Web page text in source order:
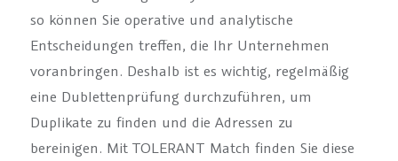
so können Sie operative und analytische
Entscheidungen treffen, die Ihr Unternehmen
voranbringen. Deshalb ist es wichtig, regelmäßig
eine Dublettenprüfung durchzuführen, um
Duplikate zu finden und die Adressen zu
bereinigen. Mit TOLERANT Match finden Sie diese